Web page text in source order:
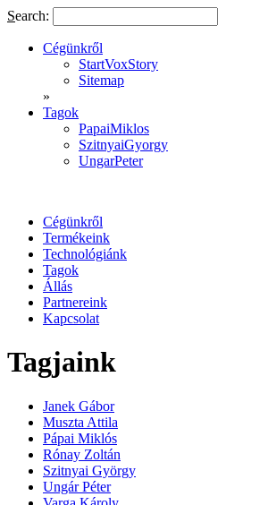
Search:
Cégünkről
StartVoxStory
Sitemap
»
Tagok
PapaiMiklos
SzitnyaiGyorgy
UngarPeter
Cégünkről
Termékeink
Technológiánk
Tagok
Állás
Partnereink
Kapcsolat
Tagjaink
Janek Gábor
Muszta Attila
Pápai Miklós
Rónay Zoltán
Szitnyai György
Ungár Péter